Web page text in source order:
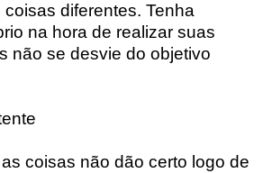
diferentes. Tenha
na hora de realizar suas
não se desvie do objetivo
coisas não dão certo logo de